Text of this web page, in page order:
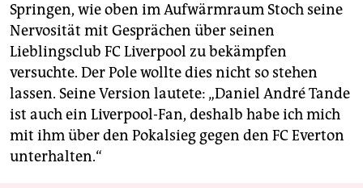
Springen, wie oben im Aufwärmraum Stoch seine
Nervosität mit Gesprächen über seinen
Lieblingsclub FC Liverpool zu bekämpfen
versuchte. Der Pole wollte dies nicht so stehen
lassen. Seine Version lautete: „Daniel André Tande
ist auch ein Liverpool-Fan, deshalb habe ich mich
mit ihm über den Pokalsieg gegen den FC Everton
unterhalten.“